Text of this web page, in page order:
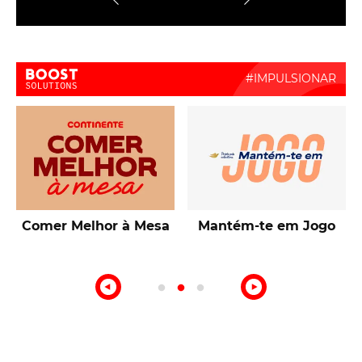
Boost Activate
Talentos de Lisboa
10ª Edição Prémio